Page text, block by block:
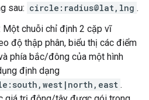
sau: circle:radius@lat,lng .
Một chuỗi chỉ định 2 cặp vĩ
độ thập phân, biểu thị các điểm
phía bắc/đông của một hình
định dạng
.